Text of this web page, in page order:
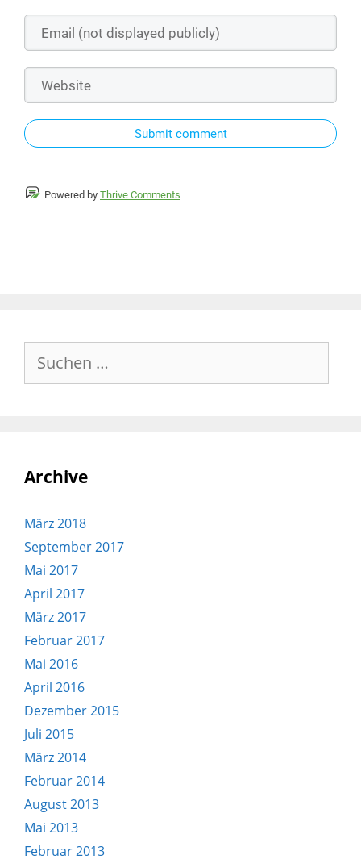
Submit comment
Powered by Thrive Comments
Archive
März 2018
September 2017
Mai 2017
April 2017
März 2017
Februar 2017
Mai 2016
April 2016
Dezember 2015
Juli 2015
März 2014
Februar 2014
August 2013
Mai 2013
Februar 2013